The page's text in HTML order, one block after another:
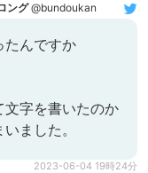
ング@bundoukan
たんですか
文字を書いたのか
ました。
2023-06-04 19時24分